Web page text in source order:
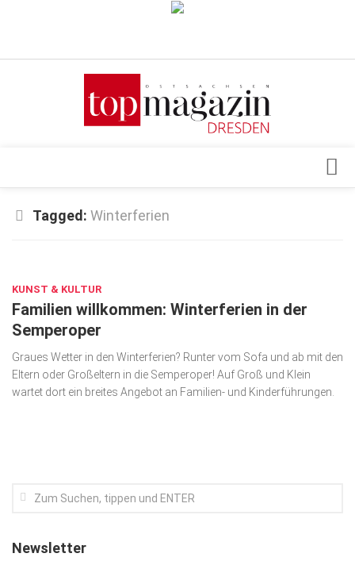
Verkaufsstellen
Top Gesundheitsforum Dresden / Ostsachsen
Geschäft
gesund & schön
Gesellschaft
Kunst & Kultur
Top Branchen
Tagged: Winterferien
KUNST & KULTUR
Familien willkommen: Winterferien in der
Semperoper
Graues Wetter in den Winterferien? Runter vom Sofa und ab mit den
Eltern oder Großeltern in die Semperoper! Auf Groß und Klein
wartet dort ein breites Angebot an Familien- und Kinderführungen.
Newsletter